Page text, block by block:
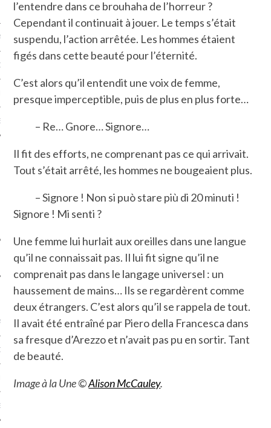
CARAVELLE
PODCAST
SUIVEZ-NOUS
CARAVELLE
CARAVELLE
PODCAST
l’entendre dans ce brouhaha de l’horreur ?
Cependant il continuait à jouer. Le temps s’était
suspendu, l’action arrêtée. Les hommes étaient
figés dans cette beauté pour l’éternité.
C’est alors qu’il entendit une voix de femme,
presque imperceptible, puis de plus en plus forte…
– Re… Gnore… Signore…
Il fit des efforts, ne comprenant pas ce qui arrivait.
Tout s’était arrêté, les hommes ne bougeaient plus.
– Signore ! Non si può stare più di 20 minuti !
Signore ! Mi senti ?
Une femme lui hurlait aux oreilles dans une langue
qu’il ne connaissait pas. Il lui fit signe qu’il ne
comprenait pas dans le langage universel : un
haussement de mains… Ils se regardèrent comme
deux étrangers. C’est alors qu’il se rappela de tout.
Il avait été entraîné par Piero della Francesca dans
sa fresque d’Arezzo et n’avait pas pu en sortir. Tant
de beauté.
Image à la Une ©Alison McCauley.